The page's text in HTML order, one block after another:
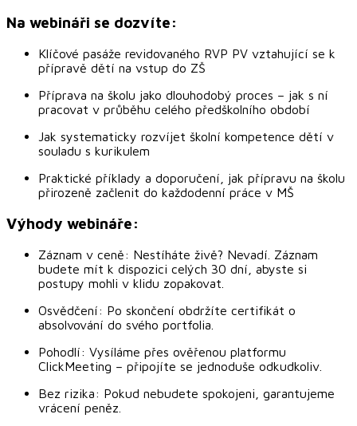
Na webináři se dozvíte:
Klíčové pasáže revidovaného RVP PV vztahující se k
přípravě dětí na vstup do ZŠ
Příprava na školu jako dlouhodobý proces – jak s ní
pracovat v průběhu celého předškolního období
Jak systematicky rozvíjet školní kompetence dětí v
souladu s kurikulem
Praktické příklady a doporučení, jak přípravu na školu
přirozeně začlenit do každodenní práce v MŠ
Výhody webináře:
Záznam v ceně: Nestíháte živě? Nevadí. Záznam
budete mít k dispozici celých 30 dní, abyste si
postupy mohli v klidu zopakovat.
Osvědčení: Po skončení obdržíte certifikát o
absolvování do svého portfolia.
Pohodlí: Vysíláme přes ověřenou platformu
ClickMeeting – připojíte se jednoduše odkudkoliv.
Bez rizika: Pokud nebudete spokojeni, garantujeme
vrácení peněz.